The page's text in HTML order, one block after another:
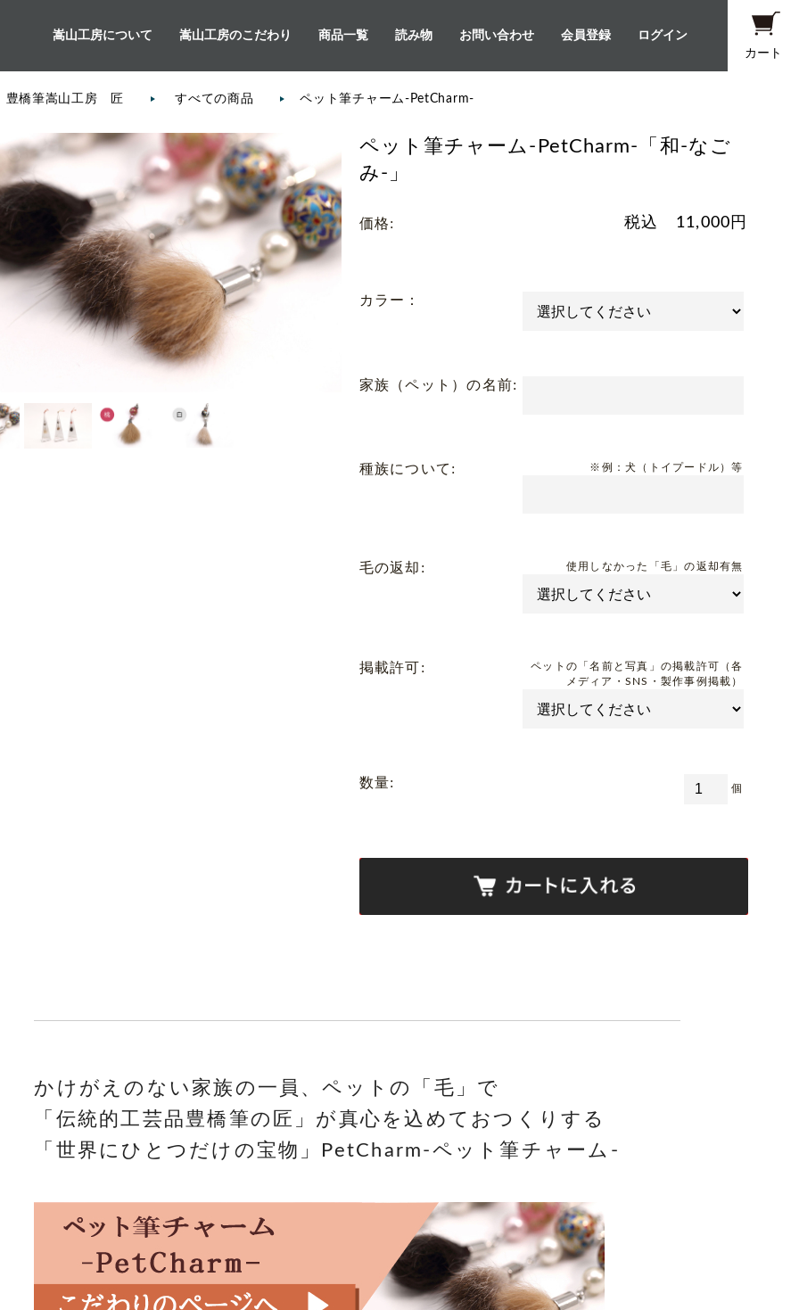
嵩山工房について 嵩山工房のこだわり 商品一覧 読み物 お問い合わせ 会員登録
ログイン
カート
橋筆嵩山工房 匠 すべての商品 ペット筆チャーム-PetCharm-
ペット筆チャーム-PetCharm-「和-なご
み-」
価格: 税込 11,000 円
カラー：
家族（ペット）の名前:
種族について: ※例：犬（トイプードル）等
毛の返却: 使用しなかった「毛」の返却有無
掲載許可:
ペットの「名前と写真」の掲載許可（各
メディア・SNS・製作事例掲載）
数量: 個
かけがえのない家族の一員、ペットの「毛」で
「伝統的工芸品豊橋筆の匠」が真心を込めておつくりする
「世界にひとつだけの宝物」PetCharm-ペット筆チャーム-